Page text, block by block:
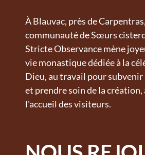
À Blauvac, près de
communauté de Sœurs
Stricte Observance mène
vie monastique dédiée à la
Dieu, au travail pour subvenir
et prendre soin de la création,
l'accueil des visiteurs.